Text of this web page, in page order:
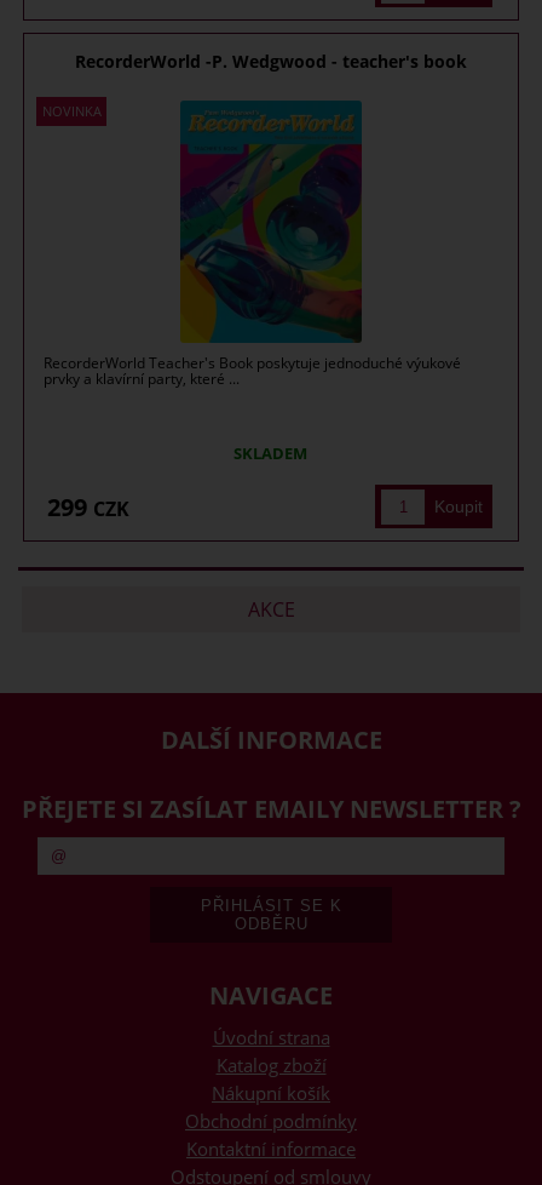
RecorderWorld -P. Wedgwood - teacher's book
RecorderWorld Teacher's Book poskytuje jednoduché výukové
prvky a klavírní party, které ...
SKLADEM
299 CZK
AKCE
DALŠÍ INFORMACE
PŘEJETE SI ZASÍLAT EMAILY NEWSLETTER ?
NAVIGACE
Úvodní strana
Katalog zboží
Nákupní košík
Obchodní podmínky
Kontaktní informace
Odstoupení od smlouvy